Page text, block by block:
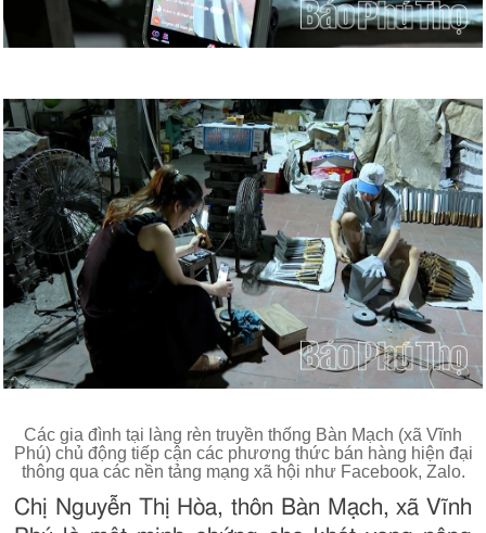
Các gia đình tại làng rèn truyền thống Bàn Mạch (xã Vĩnh
Phú) chủ động tiếp cận các phương thức bán hàng hiện đại
thông qua các nền tảng mạng xã hội như Facebook, Zalo.
Chị Nguyễn Thị Hòa, thôn Bàn Mạch, xã Vĩnh